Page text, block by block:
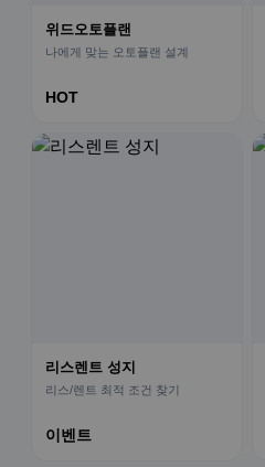
위드오토플랜
나에게 맞는 오토플랜 설계
HOT
리스렌트 성지
리스/렌트 최적 조건 찾기
이벤트